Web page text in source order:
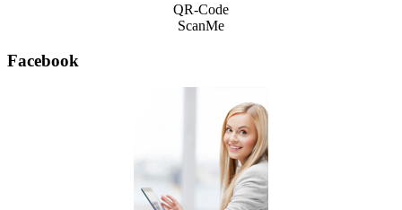
QR-Code
ScanMe
Facebook